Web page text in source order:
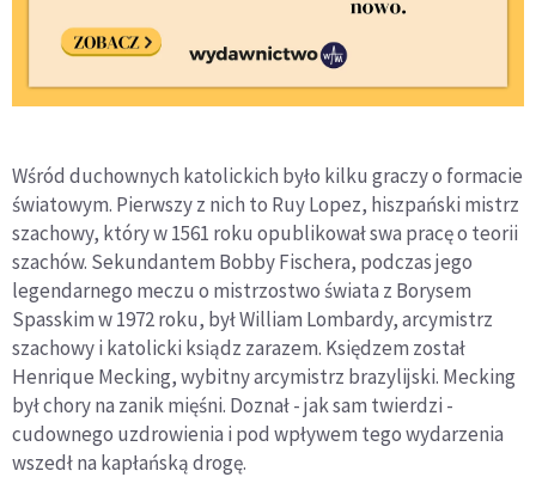
Wśród duchownych katolickich było kilku graczy o formacie
światowym. Pierwszy z nich to Ruy Lopez, hiszpański mistrz
szachowy, który w 1561 roku opublikował swa pracę o teorii
szachów. Sekundantem Bobby Fischera, podczas jego
legendarnego meczu o mistrzostwo świata z Borysem
Spasskim w 1972 roku, był William Lombardy, arcymistrz
szachowy i katolicki ksiądz zarazem. Księdzem został
Henrique Mecking, wybitny arcymistrz brazylijski. Mecking
był chory na zanik mięśni. Doznał - jak sam twierdzi -
cudownego uzdrowienia i pod wpływem tego wydarzenia
wszedł na kapłańską drogę.